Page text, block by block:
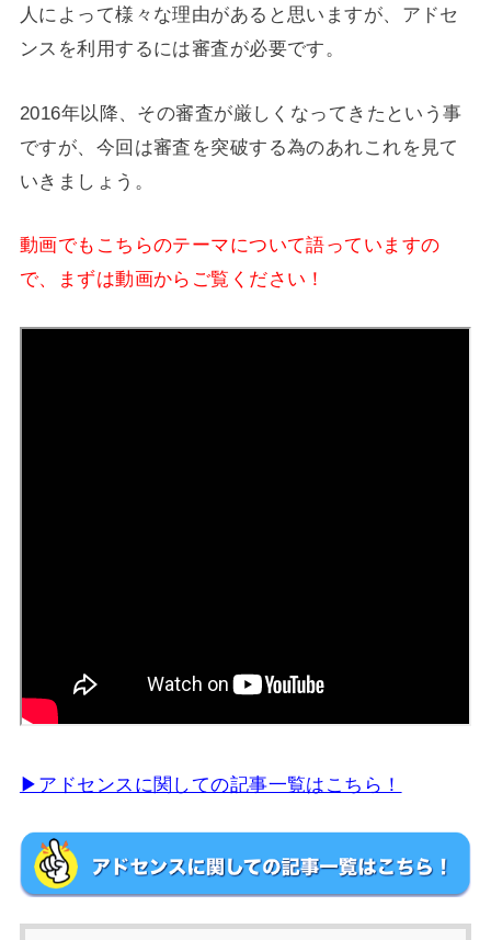
人によって様々な理由があると思いますが、アドセ
ンスを利用するには審査が必要です。
2016年以降、その審査が厳しくなってきたという事
ですが、今回は審査を突破する為のあれこれを見て
いきましょう。
動画でもこちらのテーマについて語っていますの
で、まずは動画からご覧ください！
▶︎アドセンスに関しての記事一覧はこちら！